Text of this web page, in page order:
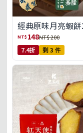
經典原味月亮蝦
NT$ 148NT$ 200
7.4折 剩 3 件